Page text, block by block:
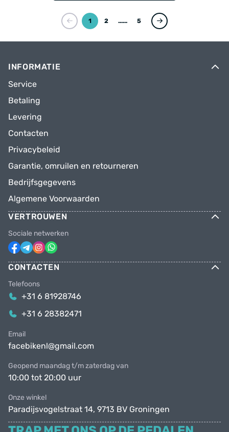
1 2 ... 5
INFORMATIE
Service
Betaling
Levering
Contacten
Privacybeleid
Garantie, omruilen en retourneren
Bedrijfsgegevens
Algemene Voorwaarden
VERTROUWEN
Sociale netwerken
CONTACTEN
Telefoons
+31 6 81928746
+31 6 28382471
Email
facebikenl@gmail.com
Geopend maandag t/m zaterdag van
10:00 tot 20:00 uur
Onze winkel
Paradijsvogelstraat 14, 9713 BV Groningen